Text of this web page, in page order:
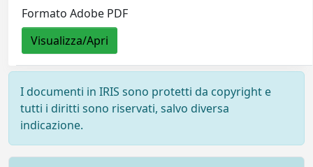
Formato Adobe PDF
Visualizza/Apri
I documenti in IRIS sono protetti da copyright e
tutti i diritti sono riservati, salvo diversa
indicazione.